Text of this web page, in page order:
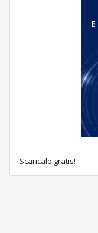
Scaricalo gratis!